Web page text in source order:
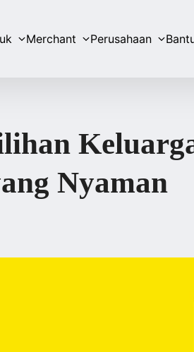
Merchant Perusahaan
Nyaman